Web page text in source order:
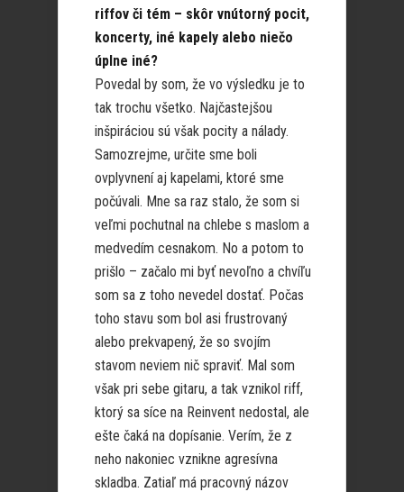
riffov či tém – skôr vnútorný pocit,
koncerty, iné kapely alebo niečo
úplne iné?
Povedal by som, že vo výsledku je to
tak trochu všetko. Najčastejšou
inšpiráciou sú však pocity a nálady.
Samozrejme, určite sme boli
ovplyvnení aj kapelami, ktoré sme
počúvali. Mne sa raz stalo, že som si
veľmi pochutnal na chlebe s maslom a
medvedím cesnakom. No a potom to
prišlo – začalo mi byť nevoľno a chvíľu
som sa z toho nevedel dostať. Počas
toho stavu som bol asi frustrovaný
alebo prekvapený, že so svojím
stavom neviem nič spraviť. Mal som
však pri sebe gitaru, a tak vznikol riff,
ktorý sa síce na Reinvent nedostal, ale
ešte čaká na dopísanie. Verím, že z
neho nakoniec vznikne agresívna
skladba. Zatiaľ má pracovný názov